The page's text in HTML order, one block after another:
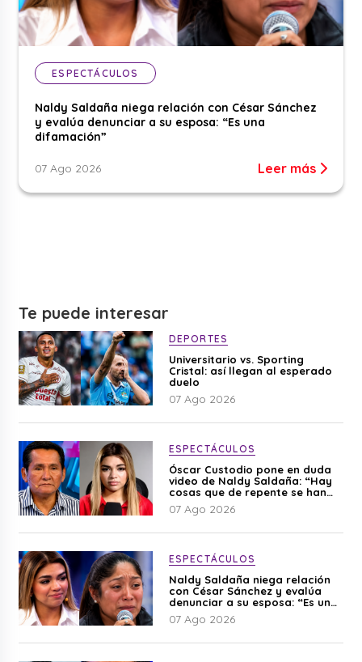
ESPECTÁCULOS
Naldy Saldaña niega relación con César Sánchez
y evalúa denunciar a su esposa: “Es una
difamación”
07 Ago 2026 Leer más
Te puede interesar
DEPORTES
Universitario vs. Sporting
Cristal: así llegan al esperado
duelo
07 Ago 2026
ESPECTÁCULOS
Óscar Custodio pone en duda
video de Naldy Saldaña: “Hay
cosas que de repente se han
editado”
07 Ago 2026
ESPECTÁCULOS
Naldy Saldaña niega relación
con César Sánchez y evalúa
denunciar a su esposa: “Es una
difamación”
07 Ago 2026